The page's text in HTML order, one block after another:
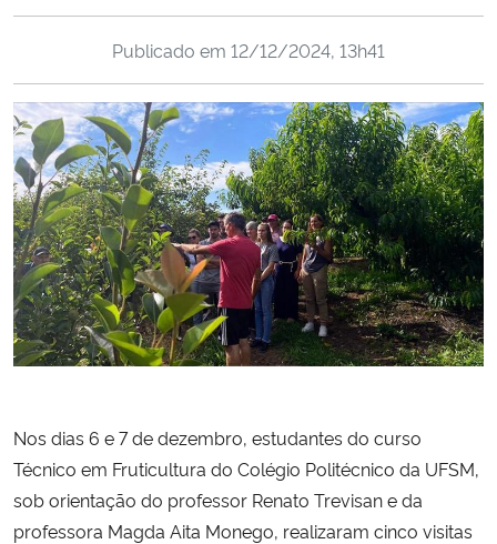
Ministério da Ciência, Tecnologia, Inovações e Comunicações
Ministério do Meio Ambiente
Ministério do Turismo
Ministério do Desenvolvimento Regional
Controladoria-Geral da União
Ministério da Mulher, da Família e dos Direitos Humanos
Secretaria de Governo
Publicado em 12/12/2024, 13h41
Nos dias 6 e 7 de dezembro, estudantes do curso
Técnico em Fruticultura do Colégio Politécnico da UFSM,
sob orientação do professor Renato Trevisan e da
professora Magda Aita Monego, realizaram cinco visitas